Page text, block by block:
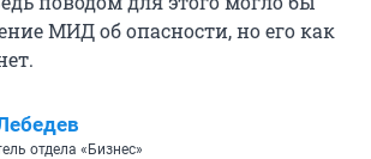
МИД об опасности, но его как
отдела «Бизнес»